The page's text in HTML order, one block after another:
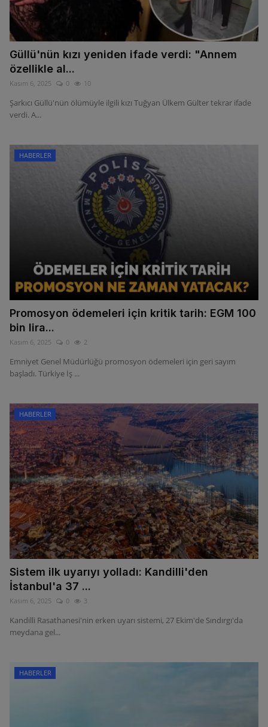
Güllü'nün kızı yeniden ifade verdi: "Annem
özellikle al...
Kasım 6, 2025 0 10
Şarkıcı Güllü'nün ölümüyle ilgili kızı Tuğyan Ülkem Gülter tekrar ifade
verdi. A...
HABERLER
Promosyon ödemeleri için kritik tarih: EGM 100
bin lira...
Kasım 6, 2025 0 2
Emniyet Genel Müdürlüğü promosyon ödemeleri için geri sayım
başladı. Türkiye İş ...
HABERLER
Sistem ilk uyarıyı yolladı: Kandilli'den
İstanbul'a 37 ...
Kasım 6, 2025 0 3
Kandilli Rasathanesi'nin erken uyarı sistemi, 27 Ekim'de Sındırgı'da
meydana gel...
HABERLER